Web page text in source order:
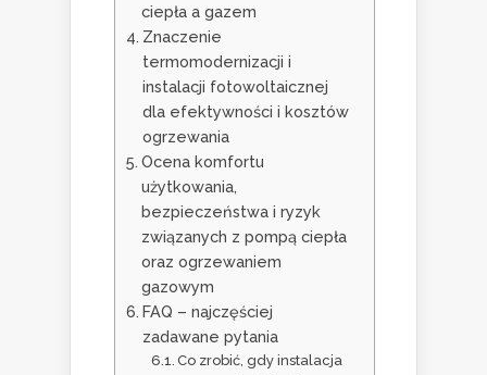
ciepła a gazem
Znaczenie
termomodernizacji i
instalacji fotowoltaicznej
dla efektywności i kosztów
ogrzewania
Ocena komfortu
użytkowania,
bezpieczeństwa i ryzyk
związanych z pompą ciepła
oraz ogrzewaniem
gazowym
FAQ – najczęściej
zadawane pytania
Co zrobić, gdy instalacja